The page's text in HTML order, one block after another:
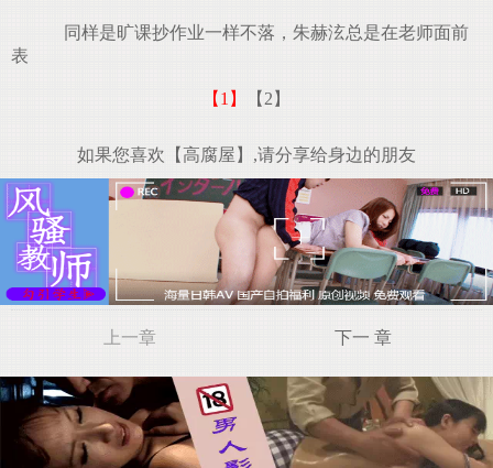
同样是旷课抄作业一样不落，朱赫泫总是在老师面前
表
【1】 【2】
如果您喜欢【高腐屋】,请分享给身边的朋友
上一章 下一 章